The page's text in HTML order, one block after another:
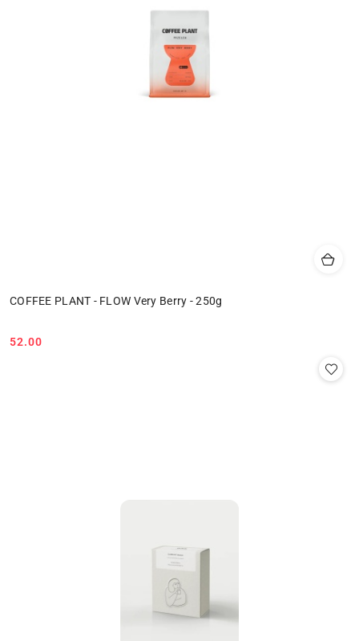
COFFEE PLANT - FLOW Very Berry - 250g
Cena:
52.00